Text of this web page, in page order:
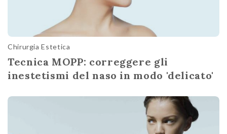
Chirurgia Estetica
Tecnica MOPP: correggere gli
inestetismi del naso in modo 'delicato'